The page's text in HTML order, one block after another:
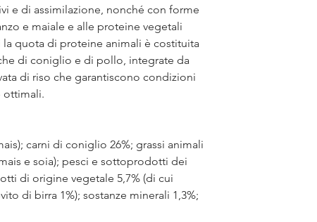
e di assimilazione, nonché con forme
e maiale e alle proteine vegetali
quota di proteine animali è costituita
di coniglio e di pollo, integrate da
di riso che garantiscono condizioni
ottimali.
carni di coniglio 26%; grassi animali
e soia); pesci e sottoprodotti dei
di origine vegetale 5,7% (di cui
di birra 1%); sostanze minerali 1,3%;